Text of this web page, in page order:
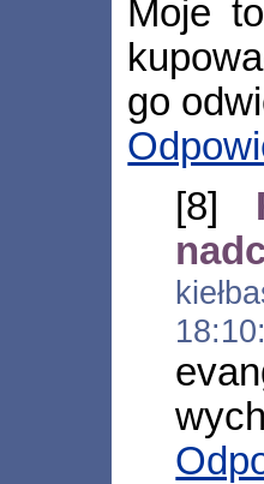
Moje
go
[8]